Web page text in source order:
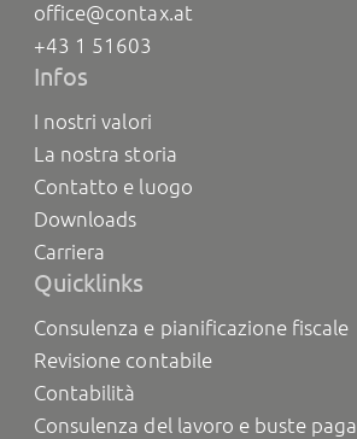
office@contax.at
+43 1 51603
Infos
I nostri valori
La nostra storia
Contatto e luogo
Downloads
Carriera
Quicklinks
Consulenza e pianificazione fiscale
Revisione contabile
Contabilità
Consulenza del lavoro e buste paga